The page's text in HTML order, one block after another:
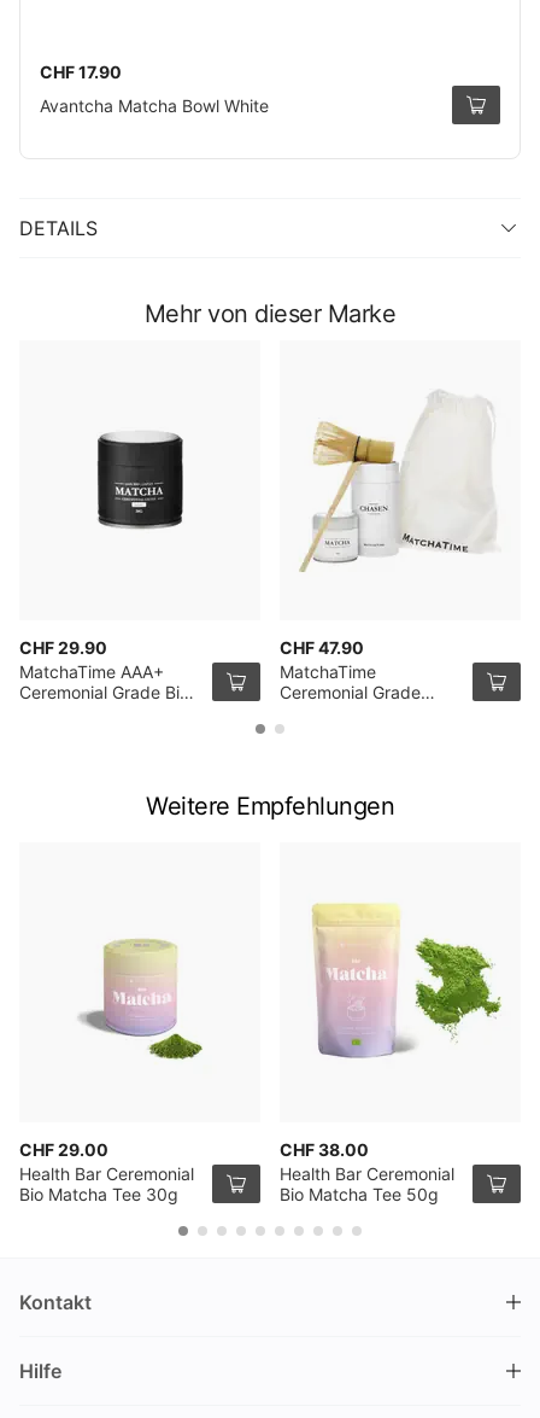
CHF 17.90
Avantcha Matcha Bowl White
DETAILS
Mehr von dieser Marke
CHF 29.90
MatchaTime AAA+
Ceremonial Grade Bio
CHF 47.90
MatchaTime
Ceremonial Grade
Weitere Empfehlungen
CHF 29.00
Health Bar Ceremonial
Bio Matcha Tee 30g
CHF 38.00
Health Bar Ceremonial
Bio Matcha Tee 50g
Kontakt
Nüschelerstrasse 35
Hilfe